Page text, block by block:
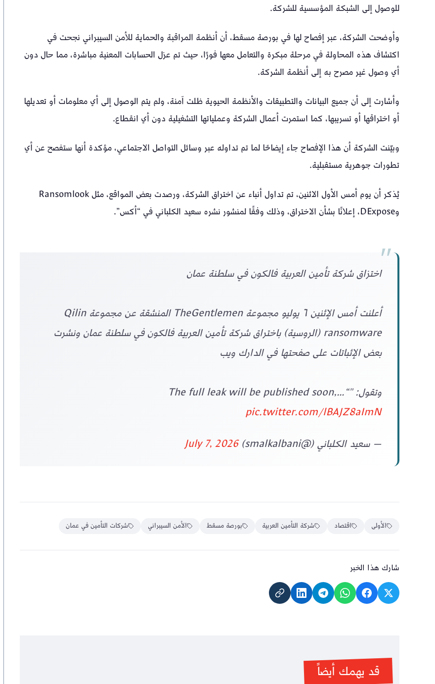
للوصول إلى الشبكة المؤسسية للشركة.
وأوضحت الشركة، عبر إفصاح لها في بورصة مسقط، أن أنظمة المراقبة والحماية للأمن السيبراني نجحت في
اكتشاف هذه المحاولة في مرحلة مبكرة والتعامل معها فورًا، حيث تم عزل الحسابات المعنية مباشرة، مما حال دون
أي وصول غير مصرح به إلى أنظمة الشركة.
وأشارت إلى أن جميع البيانات والتطبيقات والأنظمة الحيوية ظلت آمنة، ولم يتم الوصول إلى أي معلومات أو تعديلها
أو اختراقها أو تسريبها، كما استمرت أعمال الشركة وعملياتها التشغيلية دون أي انقطاع.
وبيّنت الشركة أن هذا الإفصاح جاء إيضاحًا لما تم تداوله عبر وسائل التواصل الاجتماعي، مؤكدة أنها ستفصح عن أي
تطورات جوهرية مستقبلية.
يُذكر أن يوم أمس الأول الاثنين، تم تداول أنباء عن اختراق الشركة، ورصدت بعض المواقع، مثل Ransomlook
وDExpose، إعلانًا بشأن الاختراق، وذلك وفقًا لمنشور نشره سعيد الكلباني في “أكس”.
اختزاق شركة تأمين العربية فالكون في سلطنة عمان
أعلنت أمس الإثنين ٦ يوليو مجموعة TheGentlemen المنشقة عن مجموعة Qilin
ransomware (الروسية) باختراق شركة تأمين العربية فالكون في سلطنة عمان ونشرت
بعض الإثباتات على صفحتها في الدارك ويب
وتقول: "“The full leak will be published soon,…
pic.twitter.com/lBAJZ8aImN
— سعيد الكلباني (@smalkalbani)
July 7, 2026
الأولى اقتصاد شركة التأمين العربية بورصة مسقط الأمن السيبراني شركات التأمين في عمان
شارك هذا الخبر
قد يهمك أيضاً